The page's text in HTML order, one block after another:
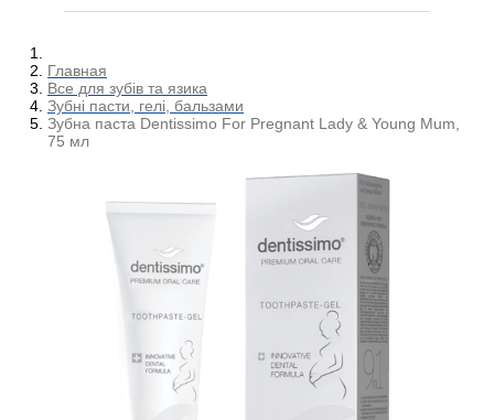
Главная
Все для зубів та язика
Зубні пасти, гелі, бальзами
Зубна паста Dentissimo For Pregnant Lady & Young Mum,
75 мл